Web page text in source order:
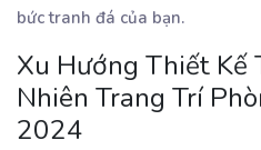
bức tranh đá của bạn.
Xu Hướng Thiết Kế
Nhiên Trang Trí
2024